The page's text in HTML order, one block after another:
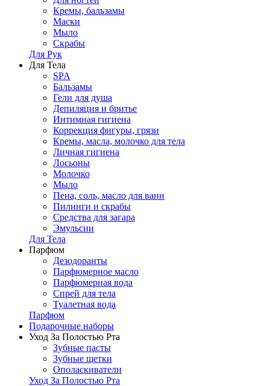
Кремы, бальзамы
Маски
Мыло
Скрабы
Для Рук
Для Тела
SPA
Бальзамы
Гели для душа
Депиляция и бритье
Интимная гигиена
Коррекция фигуры, грязи
Кремы, масла, молочко для тела
Личная гигиена
Лосьоны
Молочко
Мыло
Пена, соль, масло для ванн
Пилинги и скрабы
Средства для загара
Эмульсии
Для Тела
Парфюм
Дезодоранты
Парфюмерное масло
Парфюмерная вода
Спрей для тела
Туалетная вода
Парфюм
Подарочные наборы
Уход За Полостью Рта
Зубные пасты
Зубные щетки
Ополаскиватели
Уход За Полостью Рта